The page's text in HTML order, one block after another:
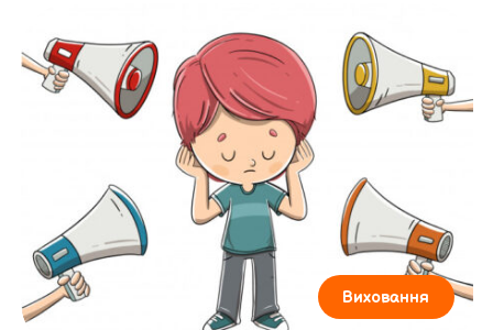
Виховання